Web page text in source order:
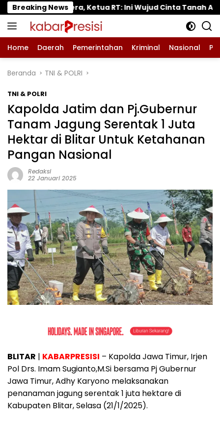
Langsung
ke
konten
Breaking News
RT: Ini Wujud Cinta Tanah Air Tanaman
Home Daerah Pemerintahan Kriminal Nasional
Beranda TNI & POLRI
TNI & POLRI
Kapolda Jatim dan Pj.Gubernur
Tanam Jagung Serentak 1 Juta
Hektar di Blitar Untuk Ketahanan
Pangan Nasional
Redaksi
22 Januari 2025
BLITAR | KABARPRESISI – Kapolda Jawa Timur, Irjen
Pol Drs. Imam Sugianto,M.Si bersama Pj Gubernur
Jawa Timur, Adhy Karyono melaksanakan
penanaman jagung serentak 1 juta hektare di
Kabupaten Blitar, Selasa (21/1/2025).